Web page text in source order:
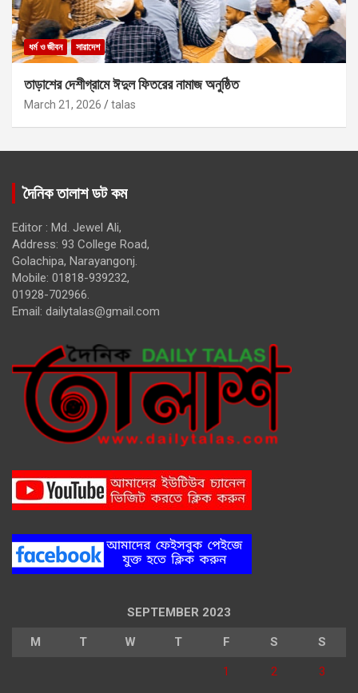
ধর্ম ও জীবন সারাদেশ
তাড়াশের দেশীগ্রামে ঈদুল ফিতরের নামাজ অনুষ্ঠিত
March 21, 2026 talas
দৈনিক তালাশ ডট কম
Editor : Md. Jewel Ali,
Address: 93 College Road,
Golachipa, Narayangonj.
Mobile: 01818-939232,
01928-702966.
Email: dailytalas@gmail.com
SEPTEMBER 2023
M T W T F S S
1 2 3